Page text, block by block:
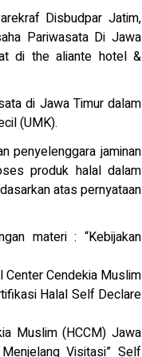
Disbudpar Jatim,
Pariwasata Di Jawa
di the aliante hotel &
di Jawa Timur dalam
(UMK).
penyelenggara jaminan
produk halal dalam
atas pernyataan
materi : “Kebijakan
Cendekia Muslim
Halal Self Declare
Muslim (HCCM) Jawa
Visitasi” Self